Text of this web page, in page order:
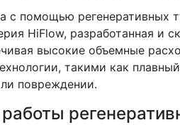
с помощью
HiFlow, разработанная и
высокие объемные
такими как
повреждении.